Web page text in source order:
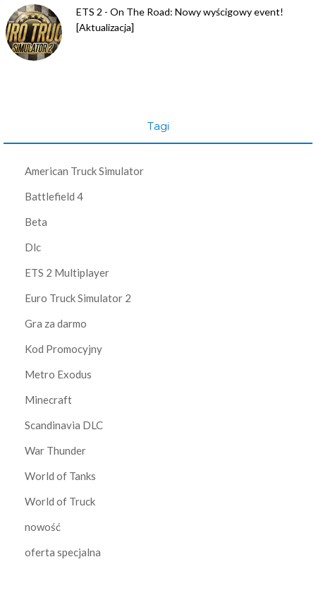
ETS 2 - On The Road: Nowy wyścigowy event!
[Aktualizacja]
Tagi
American Truck Simulator
Battlefield 4
Beta
Dlc
ETS 2 Multiplayer
Euro Truck Simulator 2
Gra za darmo
Kod Promocyjny
Metro Exodus
Minecraft
Scandinavia DLC
War Thunder
World of Tanks
World of Truck
nowość
oferta specjalna